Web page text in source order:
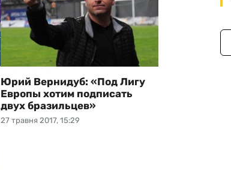
27 травня 2017, 15:29
Юрий Вернидуб: «Под Лигу
Европы хотим подписать
двух бразильцев»